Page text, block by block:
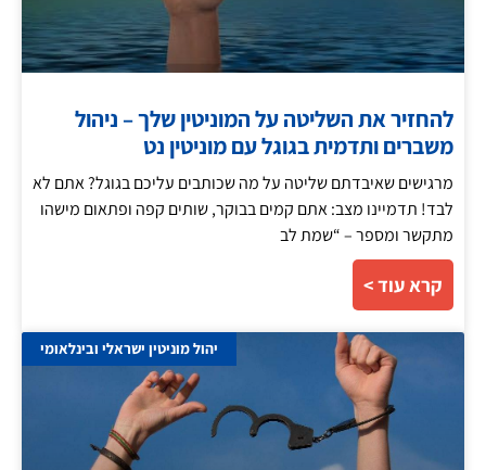
להחזיר את השליטה על המוניטין שלך – ניהול
משברים ותדמית בגוגל עם מוניטין נט
מרגישים שאיבדתם שליטה על מה שכותבים עליכם בגוגל? אתם לא
לבד! תדמיינו מצב: אתם קמים בבוקר, שותים קפה ופתאום מישהו
מתקשר ומספר – “שמת לב
קרא עוד >
יהול מוניטין ישראלי ובינלאומי